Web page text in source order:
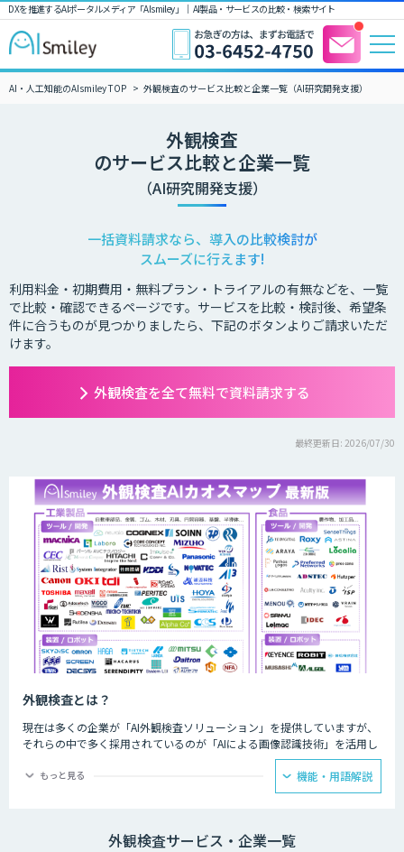
DXを推進するAIポータルメディア「AIsmiley」｜ AI製品・サービスの比較・検索サイト
AI・人工知能のAIsmiley TOP 外観検査のサービス比較と企業一覧（AI研究開発支援）
外観検査
のサービス比較と企業一覧
（AI研究開発支援）
一括資料請求なら、導入の比較検討が
スムーズに行えます!
利用料金・初期費用・無料プラン・トライアルの有無などを、一覧
で比較・確認できるページです。サービスを比較・検討後、希望条
件に合うものが見つかりましたら、下記のボタンよりご請求いただ
けます。
外観検査を全て無料で資料請求する
最終更新日: 2026/07/30
外観検査とは？
現在は多くの企業が「AI外観検査ソリューション」を提供していますが、
それらの中で多く採用されているのが「AIによる画像認識技術」を活用し
たものです。AIによる画像認識技術を活用することで、これまでの目視で
はもちろんのこと、画像検査機でも識別困難だった検査を実施することが
画像（もしくは良品画像）などを大量に収集して画像認識モデルの生成を
もっと見る 機能・用語解説
外観検査サービス・企業一覧